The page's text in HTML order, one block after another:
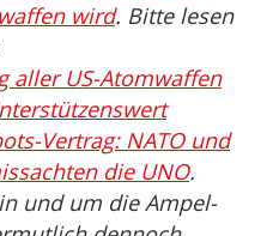
wird. Bitte lesen
aller US-Atomwaffen
Vertrag: NATO und
die UNO.
und um die Ampel-